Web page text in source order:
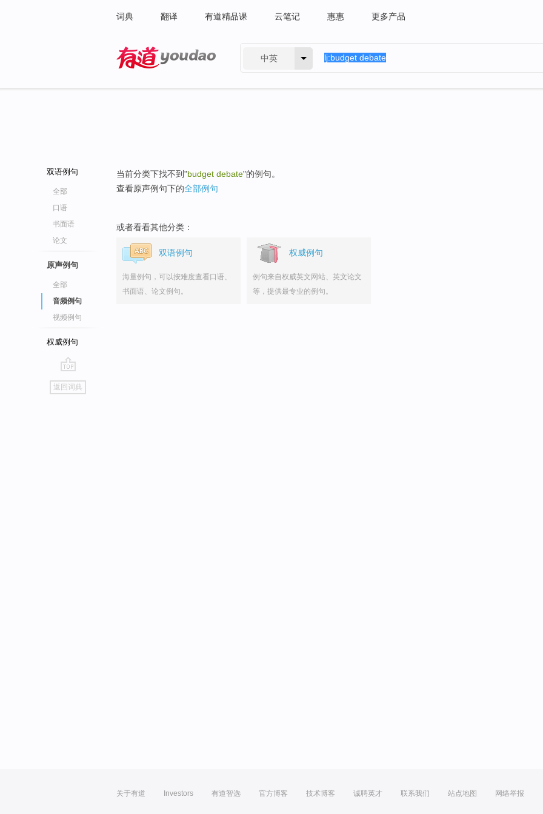
词典 翻译 有道精品课 云笔记 惠惠 更多产品
中英
双语例句
全部
口语
书面语
论文
原声例句
全部
音频例句
视频例句
权威例句
go
top
返回词典
当前分类下找不到"budget debate"的例句。
查看原声例句下的全部例句
或者看看其他分类：
双语例句
海量例句，可以按难度查看口语、
书面语、论文例句。
权威例句
例句来自权威英文网站、英文论文
等，提供最专业的例句。
关于有道 Investors 有道智选 官方博客 技术博客 诚聘英才 联系我们 站点地图 网络举报